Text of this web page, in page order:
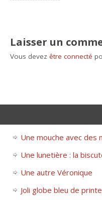
Laisser un
Vous devezêtre connecté
Une mouche avec des
Une lunetière : la
Une autre Véronique
Joli globe bleu de